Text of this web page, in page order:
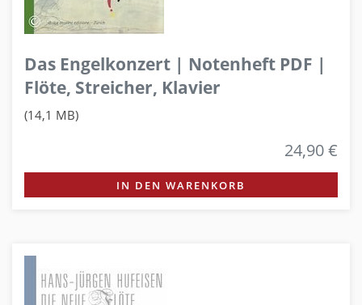
Das Engelkonzert | Notenheft PDF |
Flöte, Streicher, Klavier
(14,1 MB)
24,90 €
IN DEN WARENKORB